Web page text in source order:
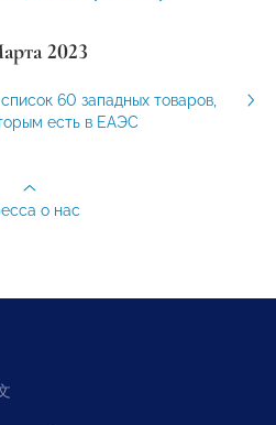
2023
60 западных товаров,
есть в ЕАЭС
о нас